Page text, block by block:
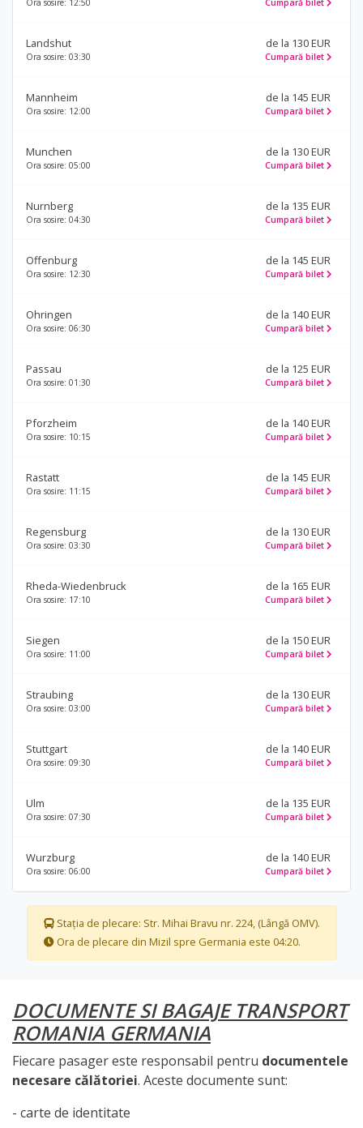
Ora sosire: 12:50 Cumpară bilet
Landshut
Ora sosire: 03:30
de la 130 EUR
Cumpară bilet
Mannheim
Ora sosire: 12:00
de la 145 EUR
Cumpară bilet
Munchen
Ora sosire: 05:00
de la 130 EUR
Cumpară bilet
Nurnberg
Ora sosire: 04:30
de la 135 EUR
Cumpară bilet
Offenburg
Ora sosire: 12:30
de la 145 EUR
Cumpară bilet
Ohringen
Ora sosire: 06:30
de la 140 EUR
Cumpară bilet
Passau
Ora sosire: 01:30
de la 125 EUR
Cumpară bilet
Pforzheim
Ora sosire: 10:15
de la 140 EUR
Cumpară bilet
Rastatt
Ora sosire: 11:15
de la 145 EUR
Cumpară bilet
Regensburg
Ora sosire: 03:30
de la 130 EUR
Cumpară bilet
Rheda-Wiedenbruck
Ora sosire: 17:10
de la 165 EUR
Cumpară bilet
Siegen
Ora sosire: 11:00
de la 150 EUR
Cumpară bilet
Straubing
Ora sosire: 03:00
de la 130 EUR
Cumpară bilet
Stuttgart
Ora sosire: 09:30
de la 140 EUR
Cumpară bilet
Ulm
Ora sosire: 07:30
de la 135 EUR
Cumpară bilet
Wurzburg
Ora sosire: 06:00
de la 140 EUR
Cumpară bilet
Stația de plecare: Str. Mihai Bravu nr. 224, (Lângă OMV).
Ora de plecare din Mizil spre Germania este 04:20.
DOCUMENTE SI BAGAJE TRANSPORT
ROMANIA GERMANIA
Fiecare pasager este responsabil pentru documentele
necesare călătoriei. Aceste documente sunt:
- carte de identitate